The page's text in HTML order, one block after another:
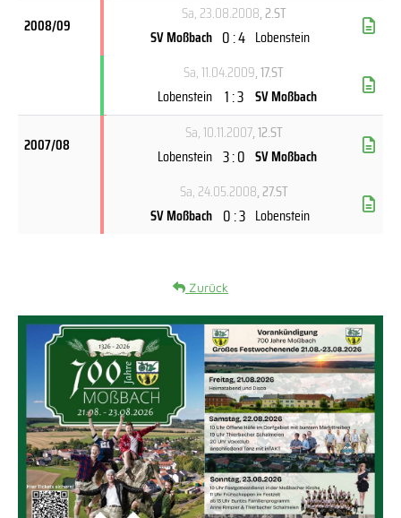
2008/09
Sa, 23.08.2008, 2.ST
SV Moßbach 0 : 4 Lobenstein
Sa, 11.04.2009, 17.ST
Lobenstein 1 : 3 SV Moßbach
2007/08
Sa, 10.11.2007, 12.ST
Lobenstein 3 : 0 SV Moßbach
Sa, 24.05.2008, 27.ST
SV Moßbach 0 : 3 Lobenstein
Zurück